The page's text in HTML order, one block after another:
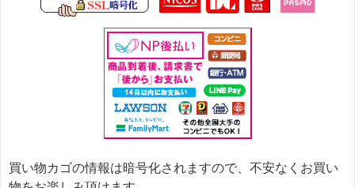
買い物カゴの情報は暗号化されますので、不安なくお買い